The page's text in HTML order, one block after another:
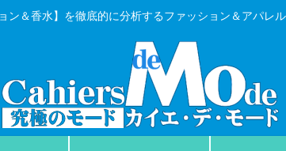
ン＆香水】を徹底的に分析するファッション＆アパレ